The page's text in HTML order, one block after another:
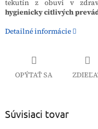
tekutín z obuvi v
hygienicky citlivých
Detailné informácie
OPÝTAŤ SA
Súvisiaci tovar